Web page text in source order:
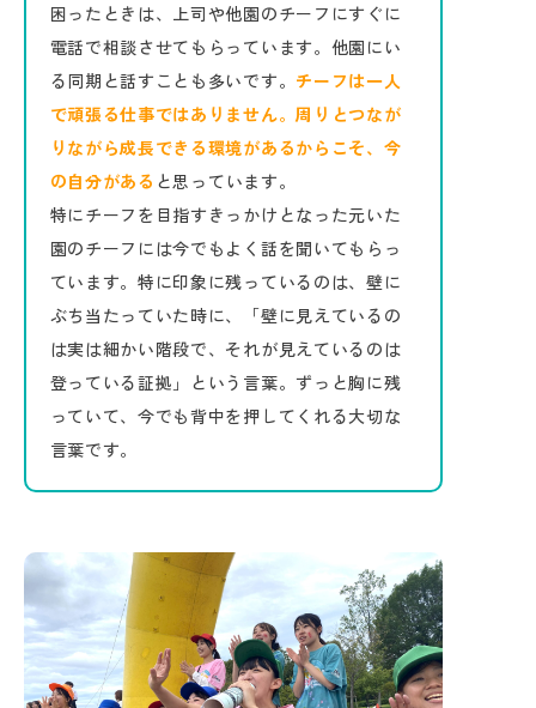
困ったときは、上司や他園のチーフにすぐに
電話で相談させてもらっています。他園にい
る同期と話すことも多いです。 チーフは一人
で頑張る仕事ではありません。周りとつなが
りながら成長できる環境があるからこそ、今
の自分がある と思っています。
特にチーフを目指すきっかけとなった元いた
園のチーフには今でもよく話を聞いてもらっ
ています。特に印象に残っているのは、壁に
ぶち当たっていた時に、「壁に見えているの
は実は細かい階段で、それが見えているのは
登っている証拠」という言葉。ずっと胸に残
っていて、今でも背中を押してくれる大切な
言葉です。